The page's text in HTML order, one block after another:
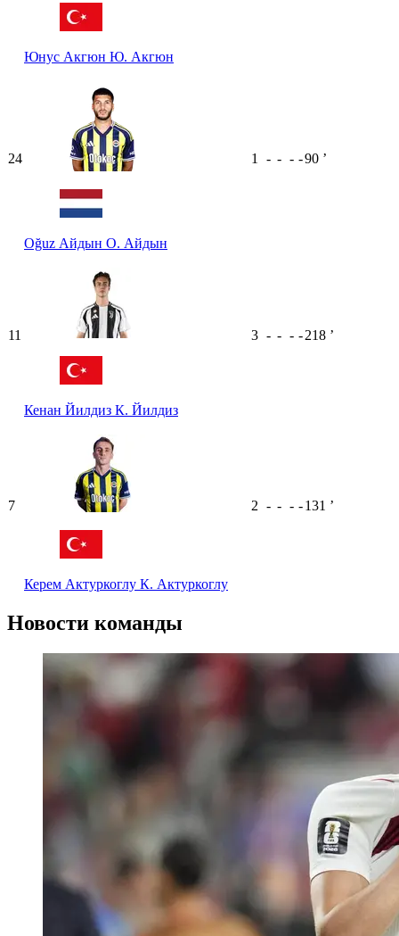
Юнус Акгюн Ю. Акгюн
24
Oğuz Айдын O. Айдын
1 - - - -90 ʼ
11
Кенан Йилдиз К. Йилдиз
3 - - - -218 ʼ
7
Керем Актуркоглу К. Актуркоглу
2 - - - -131 ʼ
Новости команды